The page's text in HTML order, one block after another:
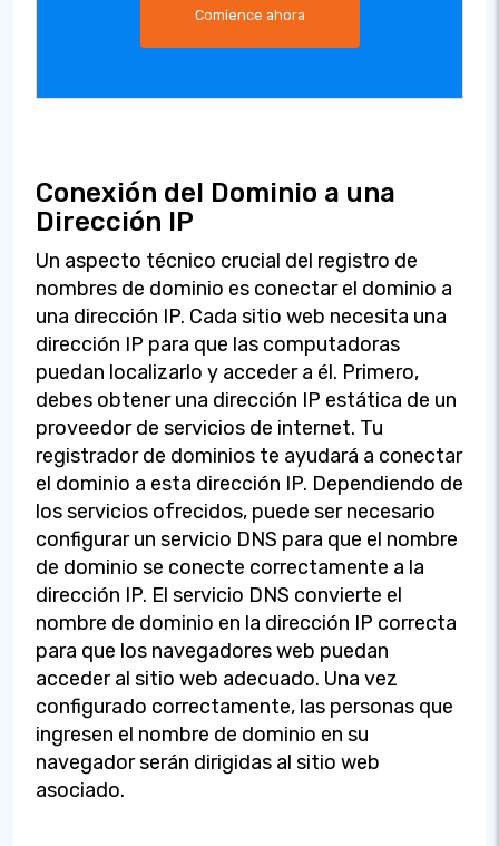
Comience ahora
Conexión del Dominio a una
Dirección IP
Un aspecto técnico crucial del registro de
nombres de dominio es conectar el dominio a
una dirección IP. Cada sitio web necesita una
dirección IP para que las computadoras
puedan localizarlo y acceder a él. Primero,
debes obtener una dirección IP estática de un
proveedor de servicios de internet. Tu
registrador de dominios te ayudará a conectar
el dominio a esta dirección IP. Dependiendo de
los servicios ofrecidos, puede ser necesario
configurar un servicio DNS para que el nombre
de dominio se conecte correctamente a la
dirección IP. El servicio DNS convierte el
nombre de dominio en la dirección IP correcta
para que los navegadores web puedan
acceder al sitio web adecuado. Una vez
configurado correctamente, las personas que
ingresen el nombre de dominio en su
navegador serán dirigidas al sitio web
asociado.